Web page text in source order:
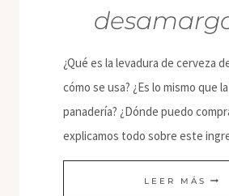
¿Qué es la levadura de cerveza
cómo se usa? ¿Es lo mismo que
panadería? ¿Dónde puedo
explicamos todo sobre este
LEER MÁS